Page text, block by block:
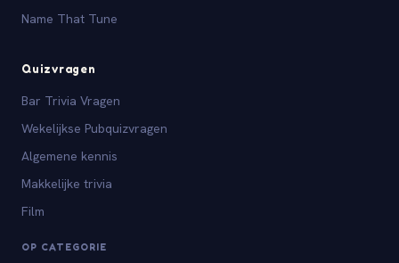
Name That Tune
Quizvragen
Bar Trivia Vragen
Wekelijkse Pubquizvragen
Algemene kennis
Makkelijke trivia
Film
OP CATEGORIE